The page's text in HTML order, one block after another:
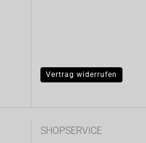
Vertrag widerrufen
SHOPSERVICE